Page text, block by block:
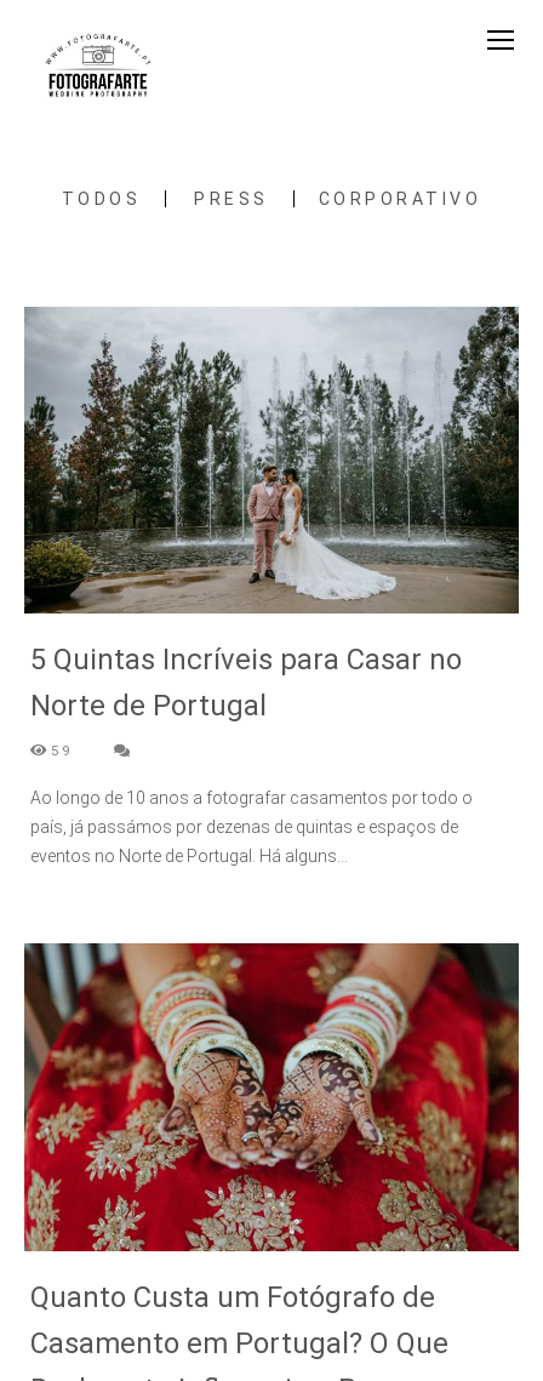
TODOS PRESS CORPORATIVO
5 Quintas Incríveis para Casar no
Norte de Portugal
59
Ao longo de 10 anos a fotografar casamentos por todo o
país, já passámos por dezenas de quintas e espaços de
eventos no Norte de Portugal. Há alguns...
Quanto Custa um Fotógrafo de
Casamento em Portugal? O Que